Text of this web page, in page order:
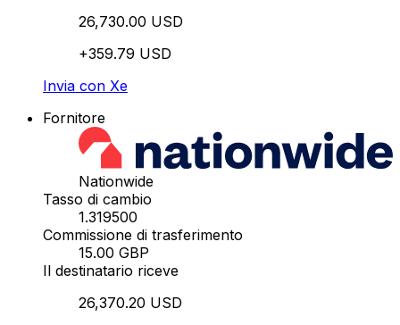
26,730.00 USD
+359.79 USD
Invia con Xe
Fornitore
Nationwide
Tasso di cambio
1.319500
Commissione di trasferimento
15.00 GBP
Il destinatario riceve
26,370.20 USD